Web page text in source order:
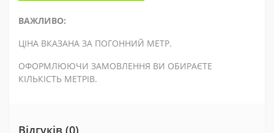
ВАЖЛИВО:
ЦІНА ВКАЗАНА ЗА ПОГОННИЙ МЕТР.
ОФОРМЛЮЮЧИ ЗАМОВЛЕННЯ ВИ ОБИРАЄТЕ
КІЛЬКІСТЬ МЕТРІВ.
Відгуків (0)